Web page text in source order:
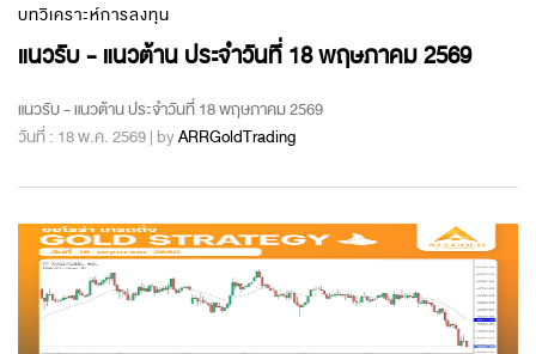
บทวิเคราะห์การลงทุน
แนวรับ - แนวต้าน ประจำวันที่ 18 พฤษภาคม 2569
แนวรับ - แนวต้าน ประจำวันที่ 18 พฤษภาคม 2569
วันที่ : 18 พ.ค. 2569 | byARRGoldTrading